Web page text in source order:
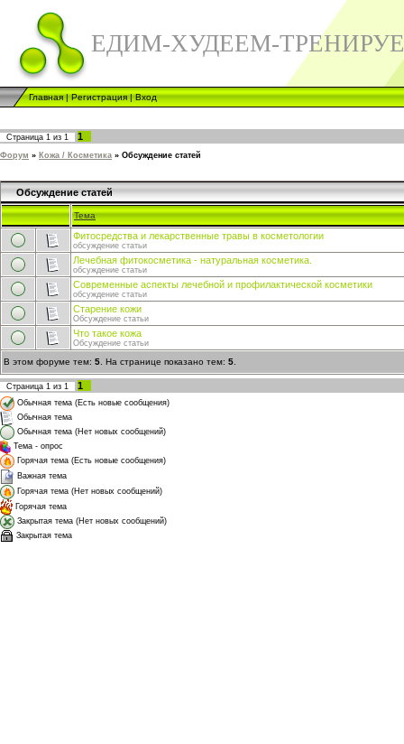
ЕДИМ-ХУДЕЕМ-
Главная|Регистрация|Вход
Страница 1 из 1 1
Форум » Кожа / Косметика » Обсуждение статей
Обсуждение статей
Тема
Фитосредства и лекарственные травы в косметологии
обсуждение статьи
Лечебная фитокосметика - натуральная косметика.
обсуждение статьи
Современные аспекты лечебной и профилактической косметики
обсуждение статьи
Старение кожи
Обсуждение статьи
Что такое кожа
Обсуждение статьи
В этом форуме тем: 5 . На странице показано тем: 5
Страница 1 из 1 1
Обычная тема (Есть новые сообщения)
Обычная тема
Обычная тема (Нет новых сообщений)
Тема - опрос
Горячая тема (Есть новые сообщения)
Важная тема
Горячая тема (Нет новых сообщений)
Горячая тема
Закрытая тема (Нет новых сообщений)
Закрытая тема